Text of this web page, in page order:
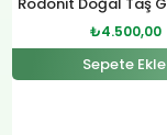
₺4.800,00.
₺4.500,00
Sepete Ekle